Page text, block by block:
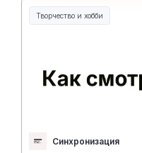
Творчество и хобби
Творчество, контент и хобби
Синхронизация